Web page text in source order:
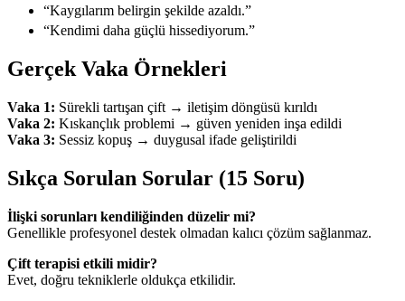
“Kaygılarım belirgin şekilde azaldı.”
“Kendimi daha güçlü hissediyorum.”
Gerçek Vaka Örnekleri
Vaka 1: Sürekli tartışan çift → iletişim döngüsü kırıldı
Vaka 2: Kıskançlık problemi → güven yeniden inşa edildi
Vaka 3: Sessiz kopuş → duygusal ifade geliştirildi
Sıkça Sorulan Sorular (15 Soru)
İlişki sorunları kendiliğinden düzelir mi?
Genellikle profesyonel destek olmadan kalıcı çözüm sağlanmaz.
Çift terapisi etkili midir?
Evet, doğru tekniklerle oldukça etkilidir.